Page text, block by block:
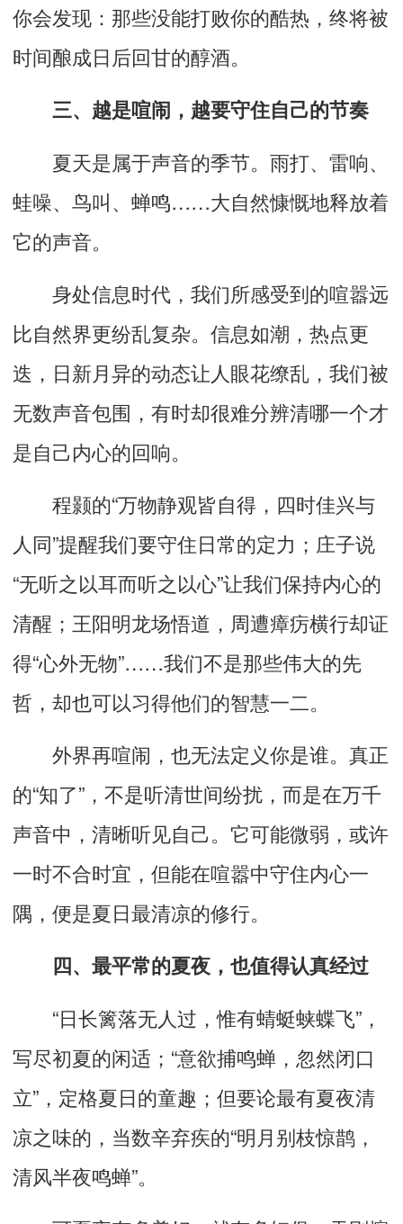
你会发现：那些没能打败你的酷热，终将被
时间酿成日后回甘的醇酒。
三、越是喧闹，越要守住自己的节奏
夏天是属于声音的季节。雨打、雷响、
蛙噪、鸟叫、蝉鸣……大自然慷慨地释放着
它的声音。
身处信息时代，我们所感受到的喧嚣远
比自然界更纷乱复杂。 信息如潮，热点更
迭， 日新月异的动态让人眼花缭乱，我们被
无数声音包围，有时却很难分辨清哪一个才
是自己内心的回响。
程颢的“万物静观皆自得，四时佳兴与
人同”提醒我们要守住日常的定力；庄子说
“无听之以耳而听之以心”让我们保持内心的
清醒；王阳明龙场悟道，周遭瘴疠横行却证
得“心外无物”……我们不是那些伟大的先
哲，却也可以习得他们的智慧一二。
外界再喧闹，也无法定义你是谁。真正
的“知了” ，不是听清世间纷扰，而是在万千
声音中，清晰听见自己。它可能微弱， 或许
一时不合时宜，但能在喧嚣中守住内心一
隅， 便是夏日最清凉的修行。
四、最平常的夏夜，也值得认真经过
“日长篱落无人过，惟有蜻蜓蛱蝶飞” ，
写尽初夏的闲适； “意欲捕鸣蝉，忽然闭口
立” ， 定格夏日的童趣；但要论最有夏夜清
凉之味的， 当数辛弃疾的“明月别枝惊鹊，
清风半夜鸣蝉”。